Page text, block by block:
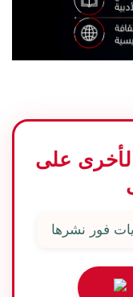
الأخرى على
فور نشرها